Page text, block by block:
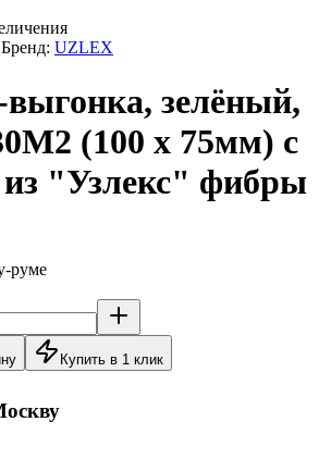
Бренд: UZLEX
зелёный,
(100 x 75мм) с
из "Узлекс" фибры
руме
Купить в 1 клик